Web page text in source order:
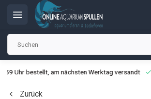
Uhr bestellt, am nächsten Werktag versandt
Zurück